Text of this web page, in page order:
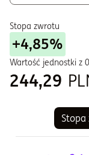
Stopa zwrotu
+4,85%
Wartość jednostki z
244,29
Stopa
Wykres